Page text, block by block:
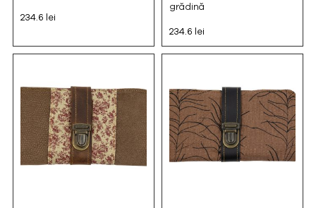
234.6 lei
grădină
234.6 lei